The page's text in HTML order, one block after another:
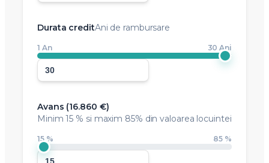
Durata creditAni de rambursare
1 An 30 Ani
Avans (16.860 €)
Minim15 % si maxim 85% din valoarea locuintei
15 % 85 %